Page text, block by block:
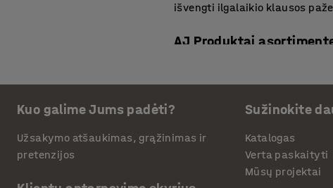
išvengti ilgalaikio klausos
AJ Produktai
užtikrintų darbuotojų
asortimentą ir atrasti
Taip pat siūlome įsigyti ir
Kuo galime Jums padėti?
Užsakymo atšaukimas, grąžinimas ir
pretenzijos
Sužinokite
Katalogas
Verta paskaityti
Mūsų projektai